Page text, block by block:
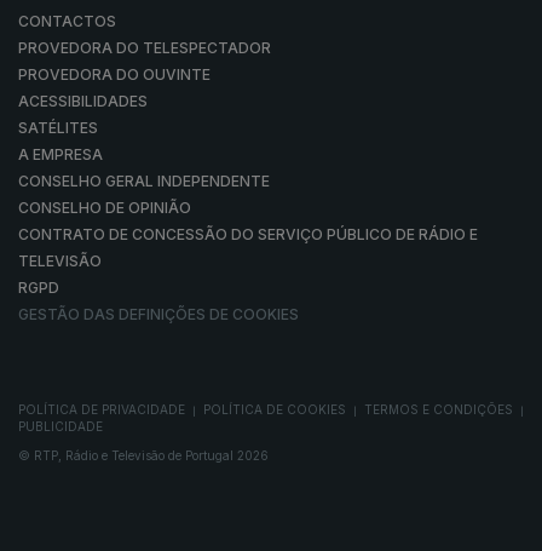
CONTACTOS
PROVEDORA DO TELESPECTADOR
PROVEDORA DO OUVINTE
ACESSIBILIDADES
SATÉLITES
A EMPRESA
CONSELHO GERAL INDEPENDENTE
CONSELHO DE OPINIÃO
CONTRATO DE CONCESSÃO DO SERVIÇO PÚBLICO DE RÁDIO E
TELEVISÃO
RGPD
GESTÃO DAS DEFINIÇÕES DE COOKIES
POLÍTICA DE PRIVACIDADE POLÍTICA DE COOKIES TERMOS E CONDIÇÕES
PUBLICIDADE
© RTP, Rádio e Televisão de Portugal 2026